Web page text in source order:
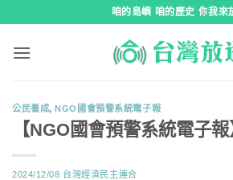
咱的島嶼 咱的歷史 你我來
公民養成,NGO國會預警系統電子報
【NGO國會預警系統電子
2024/12/08 台灣經濟民主連合